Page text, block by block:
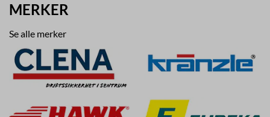
MERKER
Se alle merker